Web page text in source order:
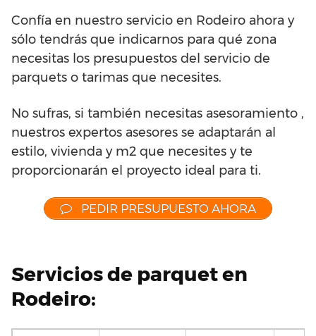
Confía en nuestro servicio en Rodeiro ahora y
sólo tendrás que indicarnos para qué zona
necesitas los presupuestos del servicio de
parquets o tarimas que necesites.
No sufras, si también necesitas asesoramiento ,
nuestros expertos asesores se adaptarán al
estilo, vivienda y m2 que necesites y te
proporcionarán el proyecto ideal para ti.
PEDIR PRESUPUESTO AHORA
Servicios de parquet en
Rodeiro: